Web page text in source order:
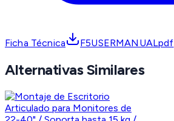
Ficha Técnica F5USERMANUALpdf
Alternativas Similares